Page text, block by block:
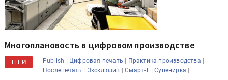
Многоплановость в цифровом производстве
ТЕГИ Publish | Цифровая печать | Практика производства |
Послепечать | Эксклюзив |Смарт-Т |Сувенирка |